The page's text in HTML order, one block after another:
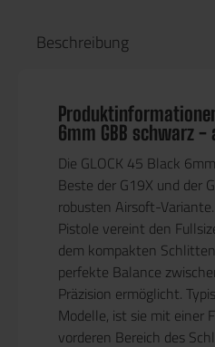
Beschreibung
6mm GBB schwarz -
Die GLOCK 45 Black
Beste der G19X und der
robusten Airsoft-
Pistole vereint den
dem kompakten
perfekte Balance
Präzision ermöglicht.
Modelle, ist sie mit einer
vorderen Bereich des